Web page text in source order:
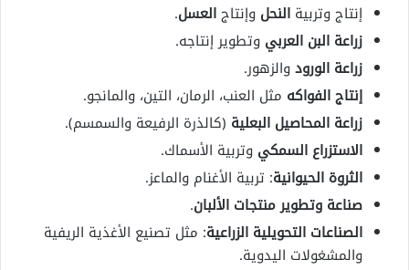
إنتاج وتربية النحل وإنتاجالعسل.
زراعة البن العربي وتطوير إنتاجه.
زراعة الورودوالزهور.
إنتاج الفواكه مثل العنب، الرمان، التين، والمانجو.
زراعة المحاصيل البعلية (كالذرة الرفيعة والسمسم).
الاستزراع السمكي وتربية الأسماك.
الثروة الحيوانية: تربية الأغنام والماعز.
صناعة وتطوير منتجات الألبان.
الصناعات التحويلية الزراعية: مثل تصنيع الأغذية الريفية
والمشغولات اليدوية.